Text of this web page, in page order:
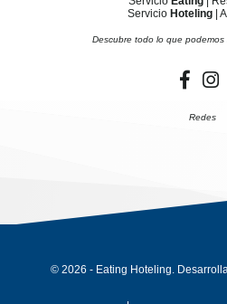
Servicio Hoteling|
Descubre todo lo que
Redes
© 2026 - Eating Hoteling.